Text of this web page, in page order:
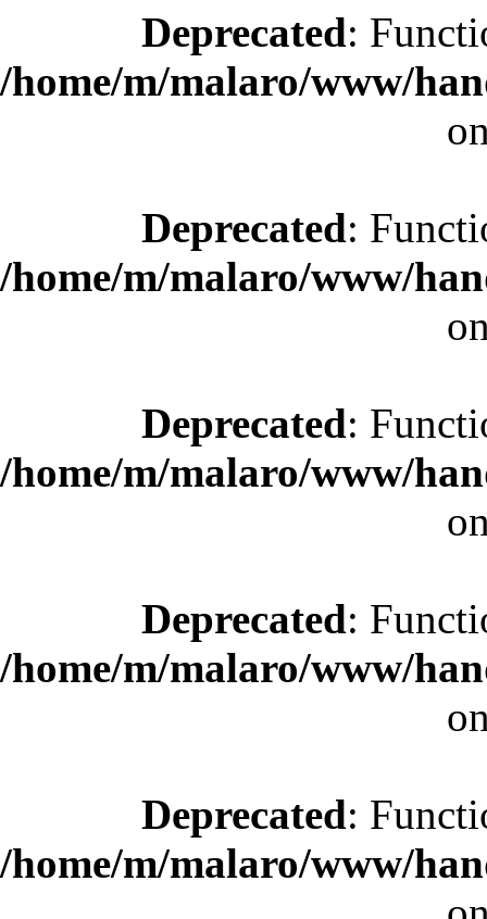
Deprecated:
/home/m/malaro/www/
Deprecated:
/home/m/malaro/www/
Deprecated:
/home/m/malaro/www/
Deprecated:
/home/m/malaro/www/
Deprecated:
/home/m/malaro/www/